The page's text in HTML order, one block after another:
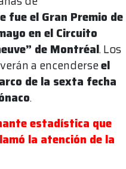
fue el Gran Premio de
en el Circuito
de Montréal. Los
a encenderseel
de la sexta fecha
.
estadística que
la atención de la